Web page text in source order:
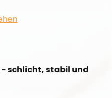
schlicht, stabil und